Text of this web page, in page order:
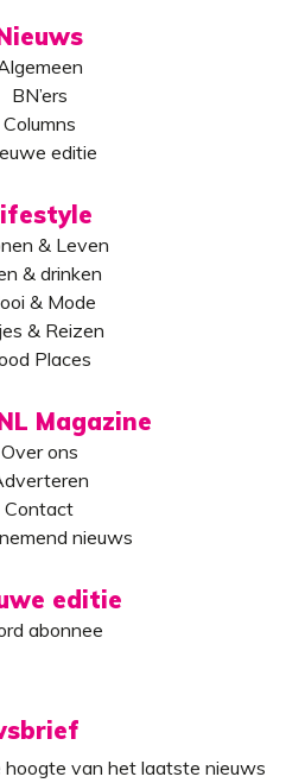
BN’ers
Columns
editie
& Leven
& drinken
& Mode
& Reizen
Places
Magazine
Over ons
Contact
nieuws
editie
abonnee
hoogte van het laatste nieuws